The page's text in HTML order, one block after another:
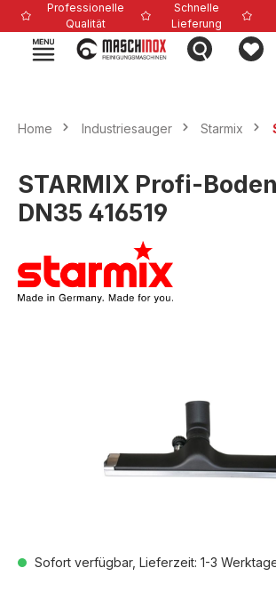
springen
Professionelle
Qualität
Schnelle
Lieferung
Home Industriesauger Starmix
STARMIX Profi-
DN35 416519
Sofort verfügbar, Lieferzeit: 1-3